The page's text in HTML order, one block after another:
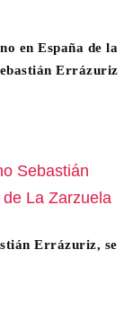
en España de la
Errázuriz
Errázuriz, se